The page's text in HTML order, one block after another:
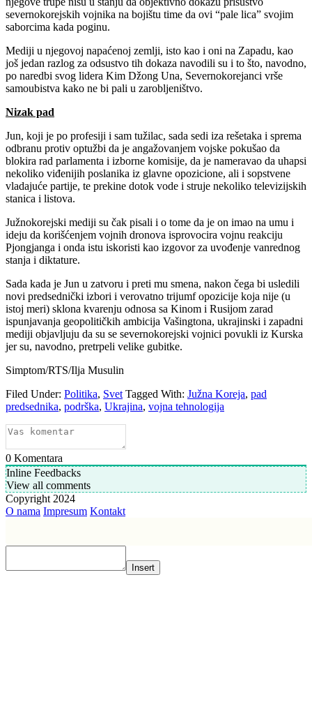
severnokorejskih vojnika na bojištu time da ovi “pale lica” svojim
saborcima kada poginu.
Mediji u njegovoj napaćenoj zemlji, isto kao i oni na Zapadu, kao
još jedan razlog za odsustvo tih dokaza navodili su i to što, navodno,
po naredbi svog lidera Kim Džong Una, Severnokorejanci vrše
samoubistva kako ne bi pali u zarobljeništvo.
Nizak pad
Jun, koji je po profesiji i sam tužilac, sada sedi iza rešetaka i sprema
odbranu protiv optužbi da je angažovanjem vojske pokušao da
blokira rad parlamenta i izborne komisije, da je nameravao da uhapsi
nekoliko viđenijih poslanika iz glavne opozicione, ali i sopstvene
vladajuće partije, te prekine dotok vode i struje nekoliko televizijskih
stanica i listova.
Južnokorejski mediji su čak pisali i o tome da je on imao na umu i
ideju da korišćenjem vojnih dronova isprovocira vojnu reakciju
Pjongjanga i onda istu iskoristi kao izgovor za uvođenje vanrednog
stanja i diktature.
Sada kada je Jun u zatvoru i preti mu smena, nakon čega bi usledili
novi predsednički izbori i verovatno trijumf opozicije koja nije (u
istoj meri) sklona kvarenju odnosa sa Kinom i Rusijom zarad
ispunjavanja geopolitičkih ambicija Vašingtona, ukrajinski i zapadni
mediji objavljuju da su se severnokorejski vojnici povukli iz Kurska
jer su, navodno, pretrpeli velike gubitke.
Simptom/RTS/Ilja Musulin
Filed Under: Politika, Svet Tagged With: Južna Koreja, pad
predsednika, podrška, Ukrajina, vojna tehnologija
0 Komentara
Inline Feedbacks
View all comments
Copyright 2024
O nama Impresum Kontakt
Insert